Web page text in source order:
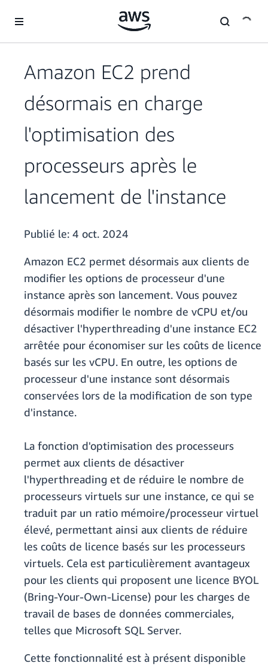
Amazon EC2 prend
désormais en charge
l'optimisation des
processeurs après le
lancement de l'instance
Publié le: 4 oct. 2024
Amazon EC2 permet désormais aux clients de
modifier les options de processeur d'une
instance après son lancement. Vous pouvez
désormais modifier le nombre de vCPU et/ou
désactiver l'hyperthreading d'une instance EC2
arrêtée pour économiser sur les coûts de licence
basés sur les vCPU. En outre, les options de
processeur d'une instance sont désormais
conservées lors de la modification de son type
d'instance.
La fonction d'optimisation des processeurs
permet aux clients de désactiver
l'hyperthreading et de réduire le nombre de
processeurs virtuels sur une instance, ce qui se
traduit par un ratio mémoire/processeur virtuel
élevé, permettant ainsi aux clients de réduire
les coûts de licence basés sur les processeurs
virtuels. Cela est particulièrement avantageux
pour les clients qui proposent une licence BYOL
(Bring-Your-Own-License) pour les charges de
travail de bases de données commerciales,
telles que Microsoft SQL Server.
Cette fonctionnalité est à présent disponible